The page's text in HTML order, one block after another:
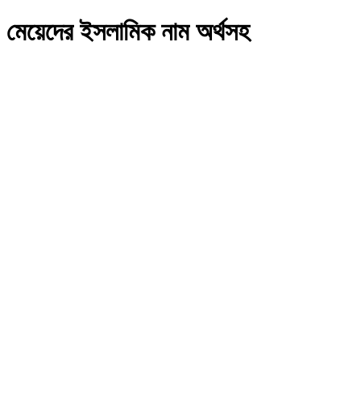
মেয়েদের ইসলামিক নাম অর্থসহ